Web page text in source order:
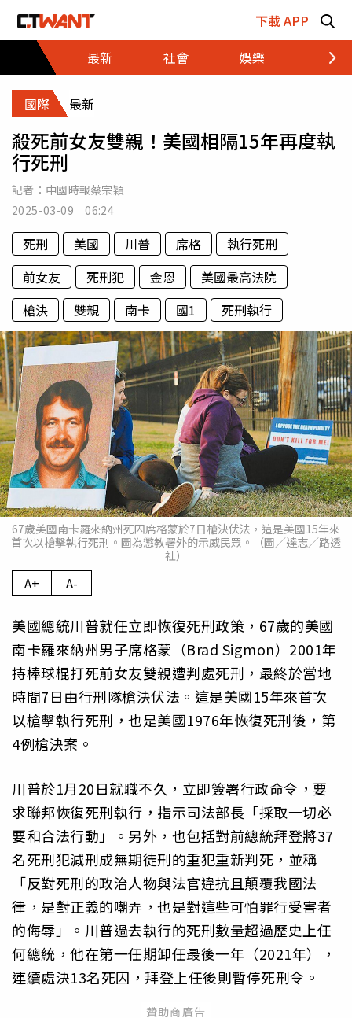
下載 APP
最新
社會 娛樂 財經
國際 最新
殺死前女友雙親！美國相隔15年再度執
行死刑
記者： 中國時報蔡宗穎
2025-03-09 06:24
死刑 美國 川普 席格
執行死刑
前女友
死刑犯 金恩
美國最高法院
槍決
雙親 南卡 國1 死刑執行
67歲美國南卡羅來納州死囚席格蒙於7日槍決伏法，這是美國15年來
首次以槍擊執行死刑。圖為懲教署外的示威民眾。（圖／達志／路透
社）
A+ A-
美國總統川普就任立即恢復死刑政策，67歲的美國
南卡羅來納州男子席格蒙（Brad Sigmon）2001年
持棒球棍打死前女友雙親遭判處死刑，最終於當地
時間7日由行刑隊槍決伏法。這是美國15年來首次
以槍擊執行死刑，也是美國1976年恢復死刑後，第
4例槍決案。
川普於1月20日就職不久，立即簽署行政命令，要
求聯邦恢復死刑執行，指示司法部長「採取一切必
要和合法行動」。另外，也包括對前總統拜登將37
名死刑犯減刑成無期徒刑的重犯重新判死，並稱
「反對死刑的政治人物與法官違抗且顛覆我國法
律，是對正義的嘲弄，也是對這些可怕罪行受害者
的侮辱」。川普過去執行的死刑數量超過歷史上任
何總統，他在第一任期卸任最後一年（2021年），
連續處決13名死囚，拜登上任後則暫停死刑令。